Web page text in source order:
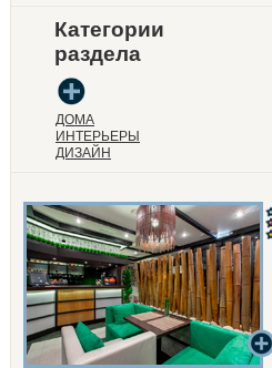
Категории
раздела
ДОМА
ИНТЕРЬЕРЫ
ДИЗАЙН